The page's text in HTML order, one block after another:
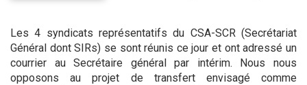
Les 4 syndicats représentatifs du CSA-SCR (Secrétariat
Général dont SIRs) se sont réunis ce jour et ont adressé un
courrier au Secrétaire général par intérim. Nous nous
opposons au projet de transfert envisagé comme